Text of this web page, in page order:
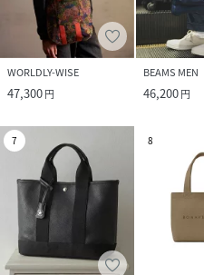
WORLDLY-WISE
47,300円
BEAMS MEN
46,200円
7 8